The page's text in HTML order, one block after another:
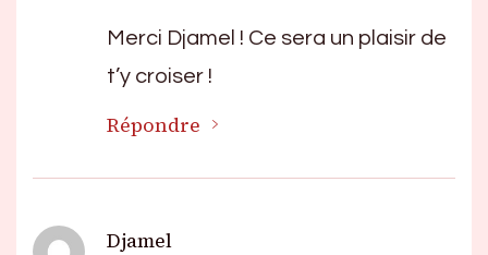
Merci Djamel ! Ce sera un plaisir de
t’y croiser !
Répondre
Djamel